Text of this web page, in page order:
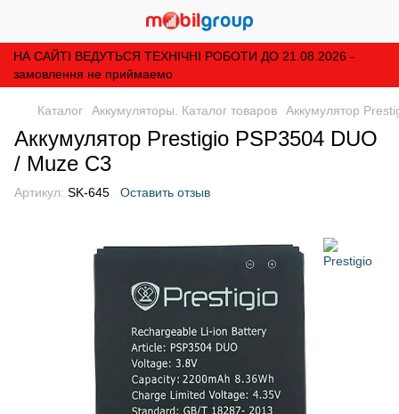
НА САЙТІ ВЕДУТЬСЯ ТЕХНІЧНІ РОБОТИ ДО 21.08.2026 -
замовлення не приймаемо
Каталог Аккумуляторы. Каталог товаров Аккумулятор
Аккумулятор Prestigio PSP3504 DUO
/ Muze C3
Артикул: SK-645 Оставить отзыв